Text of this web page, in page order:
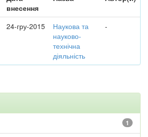
внесення
24-гру-2015
Наукова та
науково-
технічна
діяльність
-
1